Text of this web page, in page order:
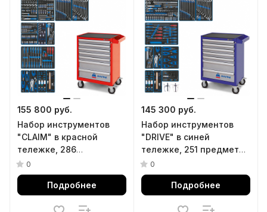
155 800 руб.
Набор инструментов
"CLAIM" в красной
тележке, 286
предметов KING TONY
934-286AMR
0
Подробнее
145 300 руб.
Набор инструментов
"DRIVE" в синей
тележке, 251 предмет
KING TONY 934-251AMB
0
Подробнее